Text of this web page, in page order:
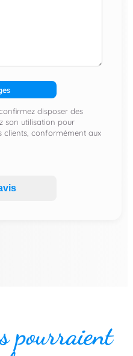
disposer des
son utilisation pour
clients, conformément aux
pourraient